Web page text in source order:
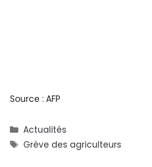
Source : AFP
Catégories
Actualités
Étiquettes
Grève des agriculteurs